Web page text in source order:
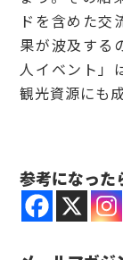
ドを含めた交
果が波及する
人イベント」
観光資源にも
参考になった